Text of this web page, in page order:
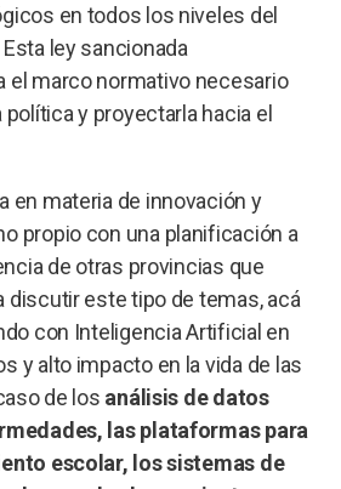
en todos los niveles del
ley sancionada
el marco normativo necesario
y proyectarla hacia el
en materia de innovación y
propio con una planificación a
de otras provincias que
discutir este tipo de temas, acá
con Inteligencia Artificial en
y alto impacto en la vida de las
de los análisis de datos
las plataformas para
escolar, los sistemas de